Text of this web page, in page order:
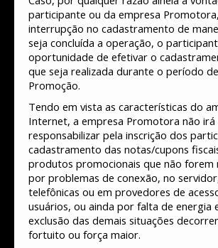
participante ou da empresa
interrupção no cadastramento de
seja concluída a operação, o
oportunidade de efetivar o
que seja realizada durante o período
Promoção.
Tendo em vista as características do
Internet, a empresa Promotora não irá
responsabilizar pela inscrição dos
cadastramento das notas/cupons
produtos promocionais que não forem
por problemas de conexão, no
telefônicas ou em provedores de
usuários, ou ainda por falta de energia
exclusão das demais situações
fortuito ou força maior.